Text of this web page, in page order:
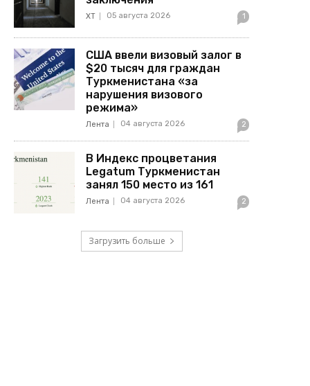
ХТ 05 августа 2026 1
США ввели визовый залог в
$20 тысяч для граждан
Туркменистана «за
нарушения визового
режима»
Лента 04 августа 2026 2
В Индекс процветания
Legatum Туркменистан
занял 150 место из 161
Лента 04 августа 2026 2
Загрузить больше